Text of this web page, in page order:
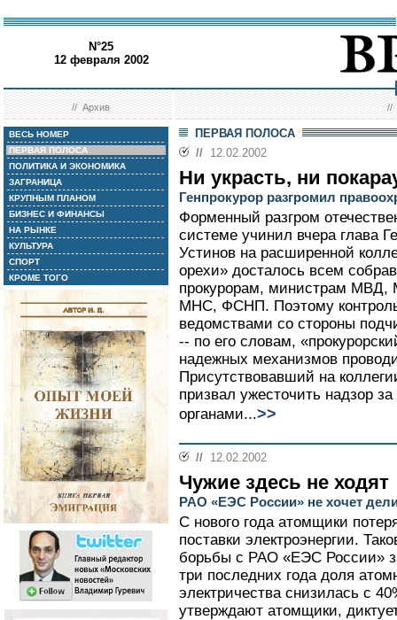
N°25
12 февраля 2002
//Архив //
ВЕСЬ НОМЕР
ПЕРВАЯ ПОЛОСА
ПОЛИТИКА И ЭКОНОМИКА
ЗАГРАНИЦА
КРУПНЫМ ПЛАНОМ
БИЗНЕС И ФИНАНСЫ
НА РЫНКЕ
КУЛЬТУРА
СПОРТ
КРОМЕ ТОГО
ПЕРВАЯ ПОЛОСА
// 12.02.2002
Ни украсть, ни
Генпрокурор разгромил
Форменный разгром
системе учинил вчера глава
Устинов на расширенной
орехи» досталось всем
прокурорам, министрам
МНС, ФСНП. Поэтому
ведомствами со стороны
-- по его словам,
надежных механизмов
Присутствовавший на
призвал ужесточить надзор
органами...>>
// 12.02.2002
Чужие здесь не ходят
РАО «ЕЭС России» не хочет
С нового года атомщики
поставки электроэнергии.
борьбы с РАО «ЕЭС России»
три последних года доля
электричества снизилась с
утверждают атомщики,